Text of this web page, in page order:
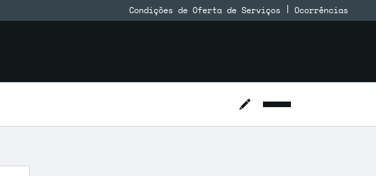
Condições de Oferta de Serviços Ocorrências